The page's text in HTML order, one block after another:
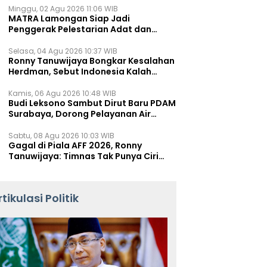
Minggu, 02 Agu 2026 11:06 WIB
MATRA Lamongan Siap Jadi
Penggerak Pelestarian Adat dan
Selasa, 04 Agu 2026 10:37 WIB
Ronny Tanuwijaya Bongkar Kesalahan
Herdman, Sebut Indonesia Kalah
Kamis, 06 Agu 2026 10:48 WIB
Budi Leksono Sambut Dirut Baru PDAM
Surabaya, Dorong Pelayanan Air
Sabtu, 08 Agu 2026 10:03 WIB
Gagal di Piala AFF 2026, Ronny
Tanuwijaya: Timnas Tak Punya Ciri
Politik